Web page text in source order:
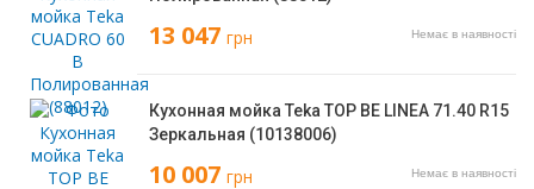
13 047 грн Немає в наявності
Кухонная мойка Teka TOP BE LINEA 71.40 R15
Зеркальная (10138006)
10 007 грн Немає в наявності